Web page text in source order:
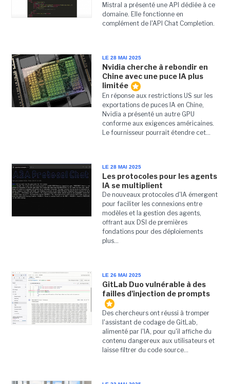
Mistral a présenté une API dédiée à ce
domaine. Elle fonctionne en
complément de l'API Chat Completion.
LE 28 MAI 2025
Nvidia cherche à rebondir en
Chine avec une puce IA plus
limitée
En réponse aux restrictions US sur les
exportations de puces IA en Chine,
Nvidia a présenté un autre GPU
conforme aux exigences américaines.
Le fournisseur pourrait étendre cet...
LE 28 MAI 2025
Les protocoles pour les agents
IA se multiplient
De nouveaux protocoles d'IA émergent
pour faciliter les connexions entre
modèles et la gestion des agents,
offrant aux DSI de premières
fondations pour des déploiements
plus...
LE 26 MAI 2025
GitLab Duo vulnérable à des
failles d'injection de prompts
Des chercheurs ont réussi à tromper
l'assistant de codage de GitLab,
alimenté par l'IA, pour qu'il affiche du
contenu dangereux aux utilisateurs et
laisse filtrer du code source...